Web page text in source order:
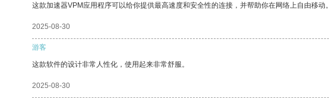
这款加速器VPM应用程序可以给你提供最高速度和安全性的连接，并帮助你在网络上自由移动。
2025-08-30
游客
这款软件的设计非常人性化，使用起来非常舒服。
2025-08-30